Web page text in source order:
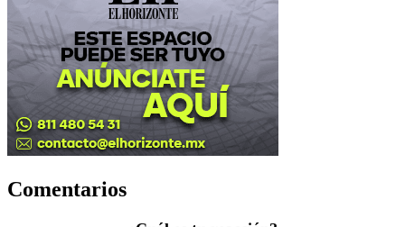
Comentarios